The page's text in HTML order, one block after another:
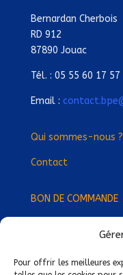
Pour offrir les meilleures
Bernardan Cherbois
RD 912
87890 Jouac
Tél. : 05 55 60 17 57
Email :
Qui sommes-nous ?
Contact
BON DE COMMANDE
Devenez Délégué·e
Trouvez-nous près